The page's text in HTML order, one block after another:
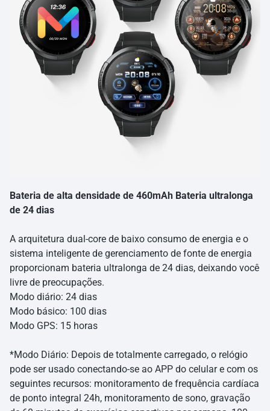
Bateria de alta densidade de 460mAh Bateria ultralonga
de 24 dias
A arquitetura dual-core de baixo consumo de energia e o
sistema inteligente de gerenciamento de fonte de energia
proporcionam bateria ultralonga de 24 dias, deixando você
livre de preocupações.
Modo diário: 24 dias
Modo básico: 100 dias
Modo GPS: 15 horas
*Modo Diário: Depois de totalmente carregado, o relógio
pode ser usado conectando-se ao APP do celular e com os
seguintes recursos: monitoramento de frequência cardíaca
de ponto integral 24h, monitoramento de sono, gravação